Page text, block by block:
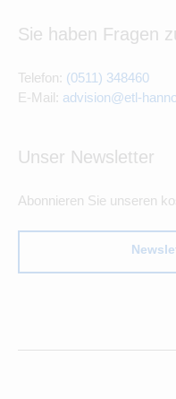
Sie haben Fragen
Telefon: (0511) 348460
E-Mail: advision@etl-
Unser Newsletter
Abonnieren Sie unseren